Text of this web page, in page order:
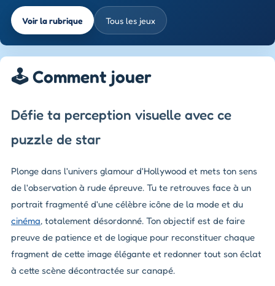
Voir la rubrique Tous les jeux
🕹️ Comment jouer
Défie ta perception visuelle avec ce
puzzle de star
Plonge dans l'univers glamour d'Hollywood et mets ton sens
de l'observation à rude épreuve. Tu te retrouves face à un
portrait fragmenté d'une célèbre icône de la mode et du
cinéma, totalement désordonné. Ton objectif est de faire
preuve de patience et de logique pour reconstituer chaque
fragment de cette image élégante et redonner tout son éclat
à cette scène décontractée sur canapé.